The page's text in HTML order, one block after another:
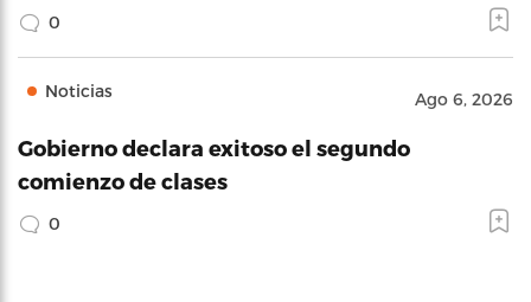
0
Noticias Ago 6, 2026
Gobierno declara exitoso el segundo
comienzo de clases
0